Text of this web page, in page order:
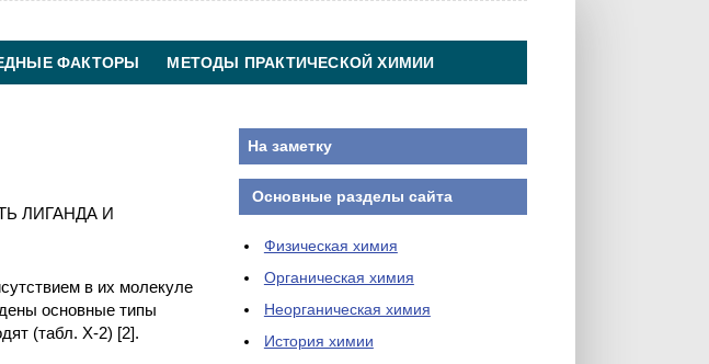
ФАКТОРЫ МЕТОДЫ ПРАКТИЧЕСКОЙ ХИМИИ
ЛИГАНДА И
в их молекуле
основные типы
(табл. Х-2) [2].
На заметку
Основные разделы сайта
Физическая химия
Органическая химия
Неорганическая химия
История химии